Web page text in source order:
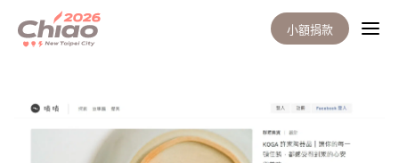
小額捐款